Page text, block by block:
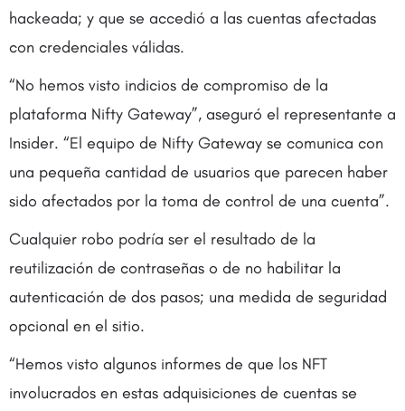
hackeada; y que se accedió a las cuentas afectadas
con credenciales válidas.
“No hemos visto indicios de compromiso de la
plataforma Nifty Gateway”, aseguró el representante a
Insider. “El equipo de Nifty Gateway se comunica con
una pequeña cantidad de usuarios que parecen haber
sido afectados por la toma de control de una cuenta”.
Cualquier robo podría ser el resultado de la
reutilización de contraseñas o de no habilitar la
autenticación de dos pasos; una medida de seguridad
opcional en el sitio.
“Hemos visto algunos informes de que los NFT
involucrados en estas adquisiciones de cuentas se